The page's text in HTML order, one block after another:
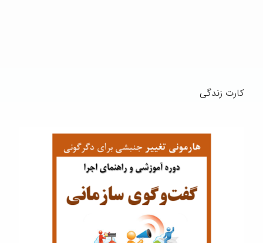
کارت زندگی